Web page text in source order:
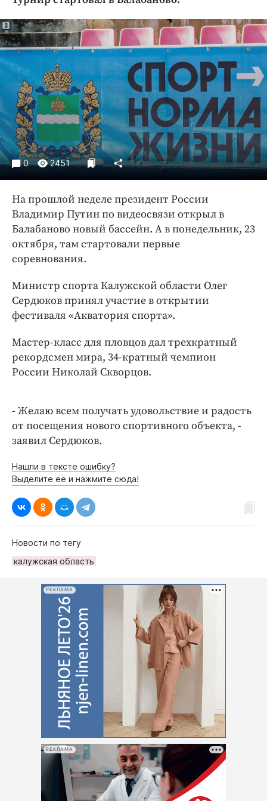
Криминал
Культура
Недвижимость и ЖКХ
Образование
Общество
Погода
Праздники
Происшествия
Спорт
Экономика и бизнес
ПРОЕКТЫ
Блоги
Издания
Медиаперсона
Клиника года
Бренд года
Работодатель года
0 2451
На прошлой неделе президент России
Владимир Путин по видеосвязи открыл в
Балабаново новый бассейн. А в понедельник, 23
октября, там стартовали первые
соревнования.
Министр спорта Калужской области Олег
Сердюков принял участие в открытии
фестиваля «Акватория спорта».
Мастер-класс для пловцов дал трехкратный
рекордсмен мира, 34-кратный чемпион
России Николай Скворцов.
- Желаю всем получать удовольствие и радость
от посещения нового спортивного объекта, -
заявил Сердюков.
Нашли в тексте ошибку?
Выделите её и нажмите сюда!
Новости по тегу
калужская область
РЕКЛАМА
РЕКЛАМА